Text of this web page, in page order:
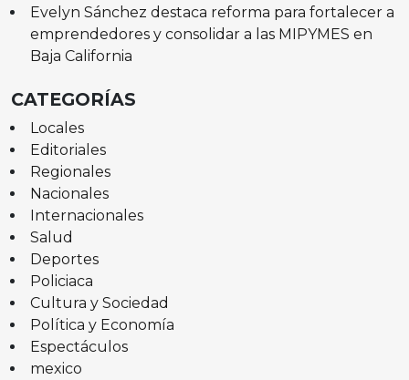
Evelyn Sánchez destaca reforma para fortalecer a
emprendedores y consolidar a las MIPYMES en
Baja California
CATEGORÍAS
Locales
Editoriales
Regionales
Nacionales
Internacionales
Salud
Deportes
Policiaca
Cultura y Sociedad
Política y Economía
Espectáculos
mexico